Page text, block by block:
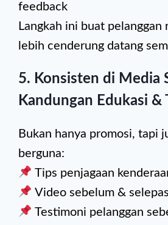
feedback
Langkah ini buat pelanggan
lebih cenderung datang
5. Konsisten di Media
Kandungan Edukasi &
Bukan hanya promosi, tapi
berguna:
Tips penjagaan
Video sebelum &
Testimoni pelanggan